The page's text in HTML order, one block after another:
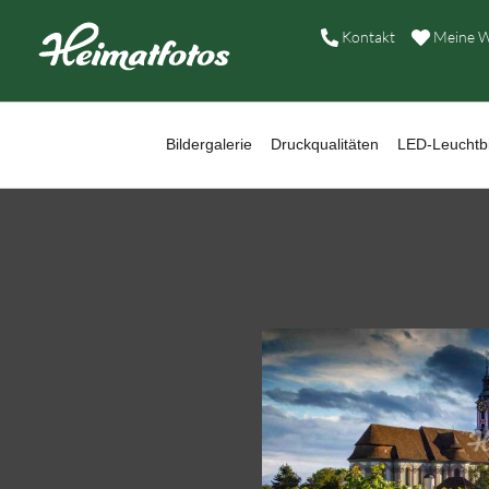
Kontakt Meine
Bildergalerie Druckqualitäten LED-